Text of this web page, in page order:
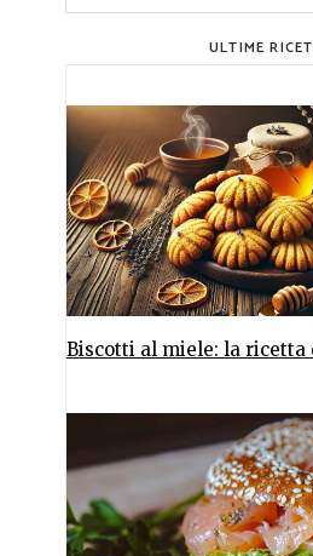
ULTIME
Biscotti al miele: la ricetta